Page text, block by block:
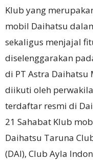
Klub yang
mobil Daihatsu
sekaligus menjajal
diselenggarakan
di PT Astra Daihatsu
diikuti oleh
terdaftar resmi di
21 Sahabat Klub
Daihatsu Taruna
(DAI), Club Ayla